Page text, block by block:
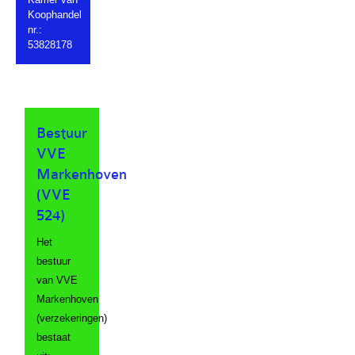
Koophandel
nr.:
53828178
Bestuur
VVE
Markenhoven
(VVE
524)
Het
bestuur
van VVE
Markenhoven
(verzekeringen)
bestaat